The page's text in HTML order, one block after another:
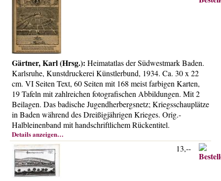
Gärtner, Karl (Hrsg.): Heimatatlas der Südwestmark Baden.
Karlsruhe, Kunstdruckerei Künstlerbund, 1934. Ca. 30 x 22
cm. VI Seiten Text, 60 Seiten mit 168 meist farbigen Karten,
19 Tafeln mit zahlreichen fotografischen Abbildungen. Mit 2
Beilagen. Das badische Jugendherbergsnetz; Kriegsschauplätze
in Baden während des Dreißigjährigen Krieges. Orig.-
Halbleinenband mit handschriftlichem Rückentitel.
Details anzeigen…
13,--